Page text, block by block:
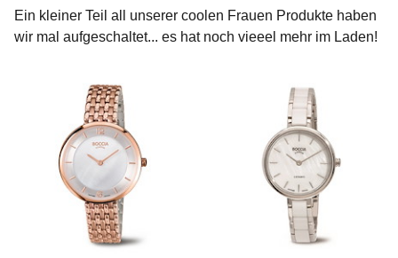
Boccia 123
swisstrailbell
Ein kleiner Teil all unserer coolen Frauen Produkte haben
wir mal aufgeschaltet... es hat noch vieeel mehr im Laden!